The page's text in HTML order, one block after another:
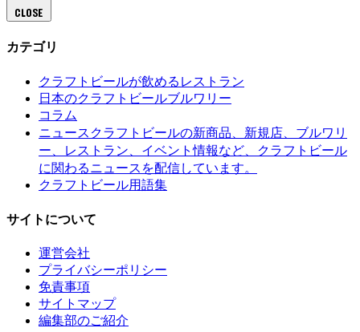
CLOSE
カテゴリ
クラフトビールが飲めるレストラン
日本のクラフトビールブルワリー
コラム
ニュース クラフトビールの新商品、新規店、ブルワリ
ー、レストラン、イベント情報など、クラフトビール
に関わるニュースを配信しています。
クラフトビール用語集
サイトについて
運営会社
プライバシーポリシー
免責事項
サイトマップ
編集部のご紹介